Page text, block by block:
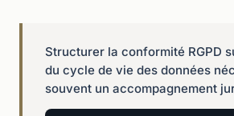
Structurer la conformité RGPD
du cycle de vie des données
souvent un accompagnement